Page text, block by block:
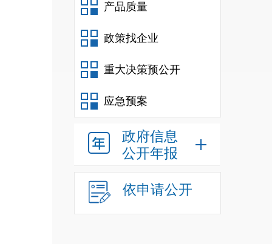
产品质量
政策找企业
重大决策预公开
应急预案
政府信息
公开年报
依申请公开